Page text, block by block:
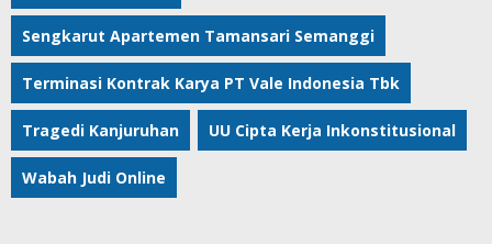
Sengkarut Apartemen Tamansari Semanggi
Terminasi Kontrak Karya PT Vale Indonesia Tbk
Tragedi Kanjuruhan UU Cipta Kerja Inkonstitusional
Wabah Judi Online